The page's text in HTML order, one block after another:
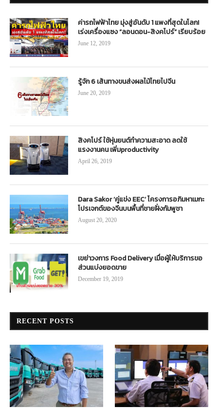
ค่ารถไฟฟ้าไทย มุ่งสู่อันดับ 1 แพงที่สุดในโลก!
เร่งเครื่องแซง “ลอนดอน-สิงคโปร์” เรียบร้อย
June 12, 2019
รู้จัก 6 เส้นทางขนส่งผลไม้ไทยไปจีน
June 20, 2019
สิงคโปร์ ใช้หุ่นยนต์ทำความสะอาด ลดใช้
แรงงานคน เพิ่มproductivity
April 26, 2019
Dara Sakor ‘คู่แข่ง EEC’ โครงการอภิมหาเมกะ
โปรเจกต์ของจีนบนพื้นที่ชายฝั่งกัมพูชา
August 20, 2020
เขย่าวงการ Food Delivery เมื่อผู้ให้บริการขอ
ส่วนแบ่งยอดขาย
December 19, 2019
RECENT POSTS